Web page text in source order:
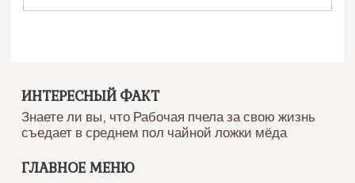
ИНТЕРЕСНЫЙ ФАКТ
Знаете ли вы, что Рабочая пчела за свою жизнь
съедает в среднем пол чайной ложки мёда
ГЛАВНОЕ МЕНЮ